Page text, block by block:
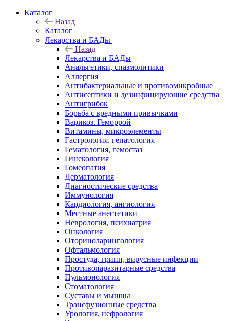
Каталог
Назад
Каталог
Лекарства и БАДы
Назад
Лекарства и БАДы
Анальгетики, спазмолитики
Аллергия
Антибактериальные и противомикробные
Антисептики и дезинфицирующие средства
Антигрибок
Борьба с вредными привычками
Варикоз. Геморрой
Витамины, микроэлементы
Гастрология, гепатология
Гематология, гемостаз
Гинекология
Гомеопатия
Дерматология
Диагностические средства
Иммунология
Кардиология, ангиология
Местные анестетики
Неврология, психиатрия
Онкология
Оториноларингология
Офтальмология
Простуда, грипп, вирусные инфекции
Противопаразитарные средства
Пульмонология
Стоматология
Суставы и мышцы
Трансфузионные средства
Урология, нефрология